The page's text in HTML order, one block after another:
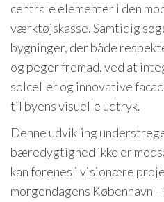
centrale elementer i den
værktøjskasse. Samtidig
bygninger, der både
og peger fremad, ved at
solceller og innovative
til byens visuelle udtryk.
Denne udvikling
bæredygtighed ikke er
kan forenes i visionære
morgendagens København